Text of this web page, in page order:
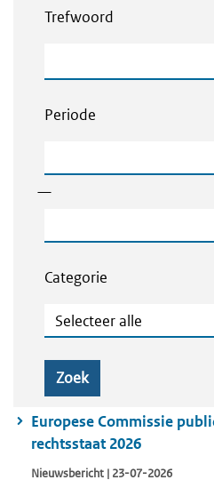
Trefwoord
Periode
—
Categorie
Categorie
Zoek
Europese Commissie
rechtsstaat 2026
Nieuwsbericht | 23-07-2026